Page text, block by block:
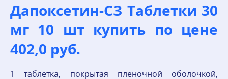
Дапоксетин-СЗ Таблетки 30
мг 10 шт купить по цене
402,0 руб.
1 таблетка, покрытая пленочной оболочкой,